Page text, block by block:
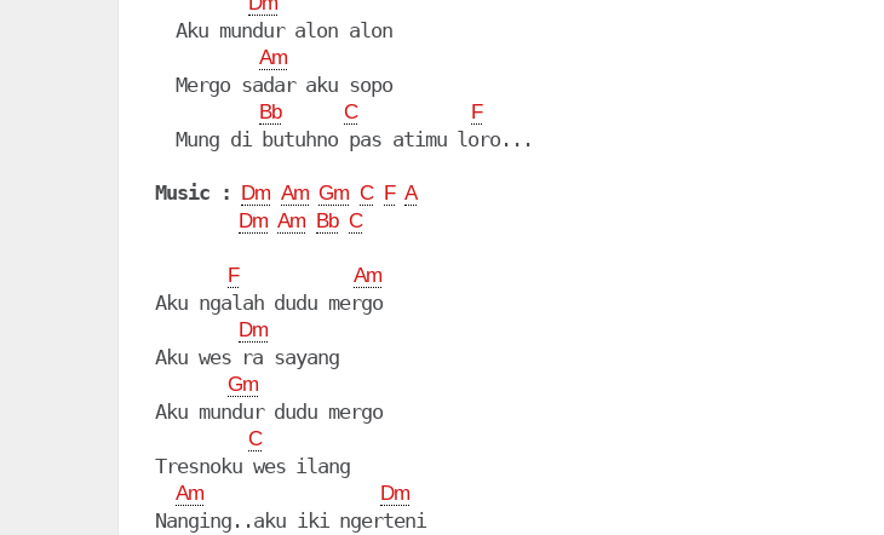
  Aku mundur alon alon
Am
  Mergo sadar aku sopo
Bb C F
  Mung di butuhno pas atimu loro...
Music : Dm Am Gm C F A
Dm Am Bb C
F Am
Aku ngalah dudu mergo
Dm
Aku wes ra sayang
Gm
Aku mundur dudu mergo
C
Tresnoku wes ilang
Am Dm
Nanging..aku iki ngerteni